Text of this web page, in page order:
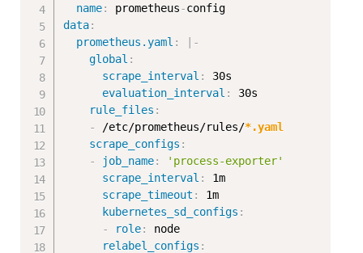
name: prometheus-
data:
prometheus.yaml : | -
global :
scrape_interval :
30s
evaluation_interval :
30s
rule_files :
-
/etc/prometheus/rules/*.yaml
scrape_configs :
-
job_name:
'process-exporter'
scrape_interval :
1m
scrape_timeout :
1m
kubernetes_sd_configs :
-
role:
node
relabel_configs :